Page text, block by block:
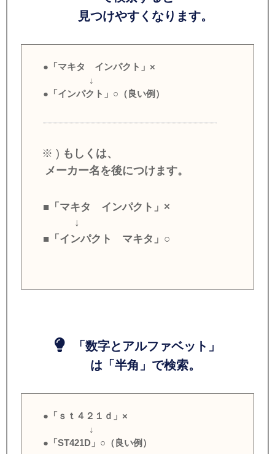
見つけやすくなります。
●「マキタ インパクト」×
↓
●「インパクト」○（良い例）
※ ) もしくは、
メーカー名を後につけます。
■「マキタ インパクト」×
↓
■「インパクト マキタ」○
「数字とアルファベット」
は「半角」で検索。
●「ｓｔ４２１ｄ」×
↓
●「ST421D」○（良い例）